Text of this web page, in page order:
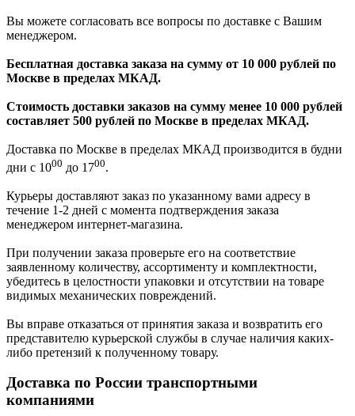
Вы можете согласовать все вопросы по доставке с Вашим
менеджером.
Бесплатная доставка заказа на сумму от 10 000 рублей по
Москве в пределах МКАД.
Стоимость доставки заказов на сумму менее 10 000 рублей
составляет 500 рублей по Москве в пределах МКАД.
Доставка по Москве в пределах МКАД производится в будни
дни с 1000 до 1700.
Курьеры доставляют заказ по указанному вами адресу в
течение 1-2 дней с момента подтверждения заказа
менеджером интернет-магазина.
При получении заказа проверьте его на соответствие
заявленному количеству, ассортименту и комплектности,
убедитесь в целостности упаковки и отсутствии на товаре
видимых механических повреждений.
Вы вправе отказаться от принятия заказа и возвратить его
представителю курьерской службы в случае наличия каких-
либо претензий к полученному товару.
Доставка по России транспортными
компаниями